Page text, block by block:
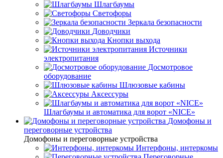
Шлагбаумы
Светофоры
Зеркала безопасности
Доводчики
Кнопки выхода
Источники
электропитания
Досмотровое
оборудование
Шлюзовые кабины
Аксессуры
Шлагбаумы и автоматика для ворот «NICE»
Домофоны и
переговорные устройства
Домофоны и переговорные устройства
Интерфоны, интеркомы